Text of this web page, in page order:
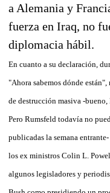
a Alemania y
fuerza en Iraq, no
diplomacia hábil.
En cuanto a su declaración,
"Ahora sabemos dónde están",
de destrucción masiva -
Pero Rumsfeld todavía no
publicadas la semana
los ex ministros Colin L.
algunos legisladores y